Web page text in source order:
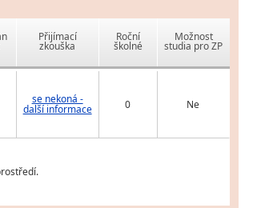
Přijímací
zkouška
Roční
školné
Možnost
studia pro ZP
se nekoná -
další informace 0 Ne